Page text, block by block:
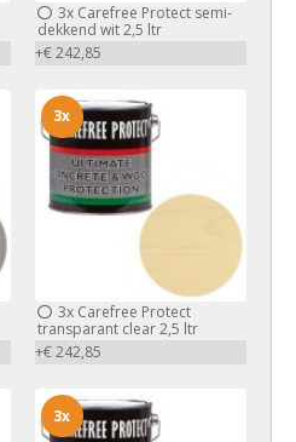
3xCarefree Protect semi-
dekkend wit 2,5 ltr
+€ 242,85
3xCarefree Protect
transparant clear 2,5 ltr
+€ 242,85
3x
3x